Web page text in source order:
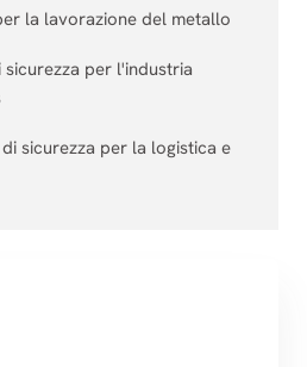
la lavorazione del metallo
per l'industria
sicurezza per la logistica e